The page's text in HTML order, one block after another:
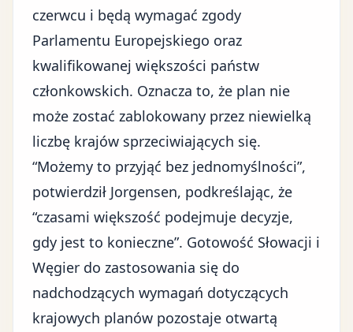
czerwcu i będą wymagać zgody
Parlamentu Europejskiego oraz
kwalifikowanej większości państw
członkowskich. Oznacza to, że plan nie
może zostać zablokowany przez niewielką
liczbę krajów sprzeciwiających się.
“Możemy to przyjąć bez jednomyślności”,
potwierdził Jorgensen, podkreślając, że
“czasami większość podejmuje decyzje,
gdy jest to konieczne”. Gotowość Słowacji i
Węgier do zastosowania się do
nadchodzących wymagań dotyczących
krajowych planów pozostaje otwartą